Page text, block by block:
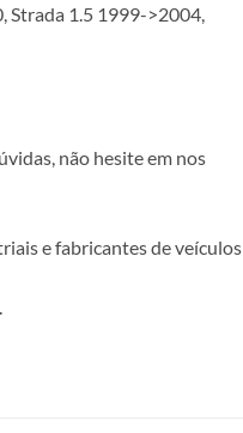
Strada 1.5 1999->2004,
não hesite em nos
e fabricantes de veículos